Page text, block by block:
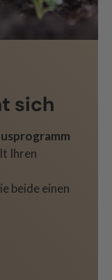
sich
Ihren
beide einen